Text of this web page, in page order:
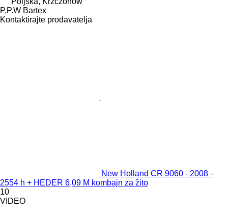
P.P.W Bartex
Kontaktirajte prodavatelja
New Holland CR 9060 - 2008 -
2554 h + HEDER 6,09 M kombajn za žito
10
VIDEO